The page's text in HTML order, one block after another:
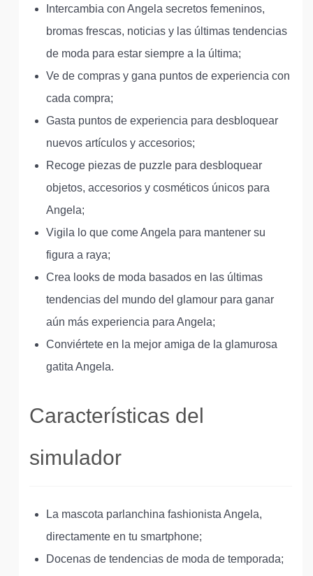
Intercambia con Angela secretos femeninos,
bromas frescas, noticias y las últimas tendencias
de moda para estar siempre a la última;
Ve de compras y gana puntos de experiencia con
cada compra;
Gasta puntos de experiencia para desbloquear
nuevos artículos y accesorios;
Recoge piezas de puzzle para desbloquear
objetos, accesorios y cosméticos únicos para
Angela;
Vigila lo que come Angela para mantener su
figura a raya;
Crea looks de moda basados en las últimas
tendencias del mundo del glamour para ganar
aún más experiencia para Angela;
Conviértete en la mejor amiga de la glamurosa
gatita Angela.
Características del
simulador
La mascota parlanchina fashionista Angela,
directamente en tu smartphone;
Docenas de tendencias de moda de temporada;